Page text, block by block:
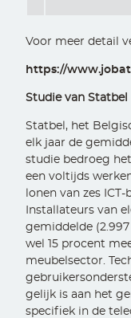
Voor meer detail
https://
Studie van Statbel
Statbel, het
elk jaar de
studie bedroeg
een voltijds
lonen van zes
Installateurs van
gemiddelde
wel 15 procent
meubelsector.
gelijk is aan het
specifiek in de